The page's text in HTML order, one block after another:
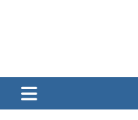
Przegląd
Brzeg
Brzeg24